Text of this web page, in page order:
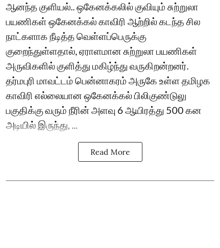
ஆனந்த குளியல்.. ஒகேனக்கலில் குவியும் சுற்றுலா
பயணிகள் ஒகேனக்கல் காவிரி ஆற்றில் கடந்த சில
நாட்களாக நீடித்த வெள்ளப்பெருக்கு
குறைந்துள்ளதால், ஏராளமான சுற்றுலா பயணிகள்
அருவிகளில் குளித்து மகிழ்ந்து வருகிறன்றனர்.
தர்மபுரி மாவட்டம் பென்னாகரம் அருகே உள்ள தமிழக
காவிரி எல்லையான ஒகேனக்கல் பிலிகுண்டுலு
பகுதிக்கு வரும் நீரின் அளவு 6 ஆயிரத்து 500 கன
அடியில் இருந்து, ...
Read More